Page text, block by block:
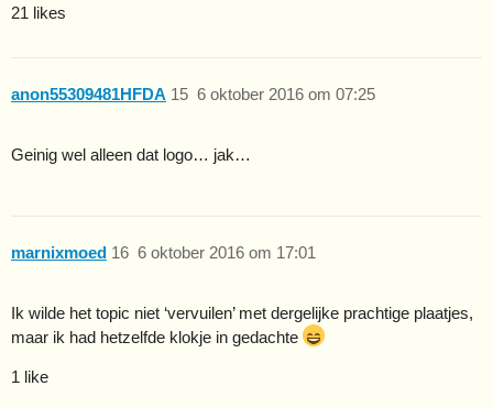
21 likes
anon55309481HFDA 6 oktober 2016 om 07:25
15
Geinig wel alleen dat logo… jak…
marnixmoed 6 oktober 2016 om 17:01
16
Ik wilde het topic niet ‘vervuilen’ met dergelijke prachtige plaatjes,
maar ik had hetzelfde klokje in gedachte
1 like